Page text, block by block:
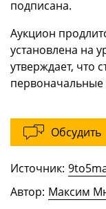
подписана.
Аукцион
установлена на
утверждает, что
первоначальные
Обсудить
Источник:
Автор: Максим